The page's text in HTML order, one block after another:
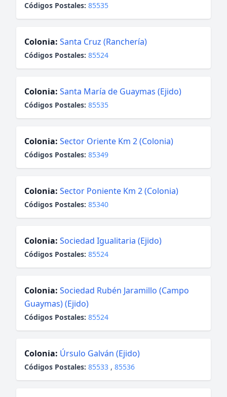
Códigos Postales: 85535
Colonia: Santa Cruz (Ranchería)
Códigos Postales: 85524
Colonia: Santa María de Guaymas (Ejido)
Códigos Postales: 85535
Colonia: Sector Oriente Km 2 (Colonia)
Códigos Postales: 85349
Colonia: Sector Poniente Km 2 (Colonia)
Códigos Postales: 85340
Colonia: Sociedad Igualitaria (Ejido)
Códigos Postales: 85524
Colonia: Sociedad Rubén Jaramillo (Campo
Guaymas) (Ejido)
Códigos Postales: 85524
Colonia: Úrsulo Galván (Ejido)
Códigos Postales: 85533 , 85536